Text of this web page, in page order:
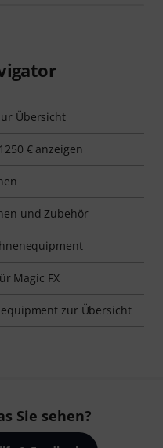
Übersicht
€ anzeigen
und Zubehör
Magic FX
zur Übersicht
Sie sehen?